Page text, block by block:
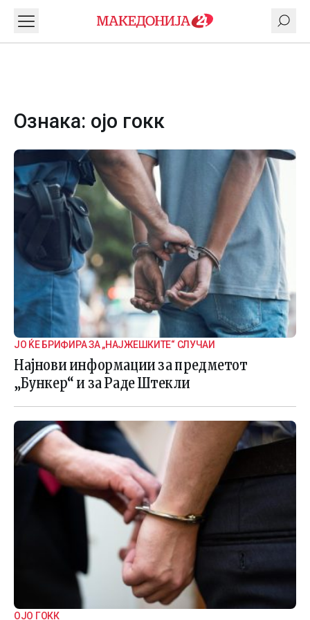
Ознака: ојо гокк
ЈО ЌЕ БРИФИРА ЗА „НАЈЖЕШКИТЕ“ СЛУЧАИ
Најнови информации за предметот
„Бункер“ и за Раде Штекли
ОЈО ГОКК